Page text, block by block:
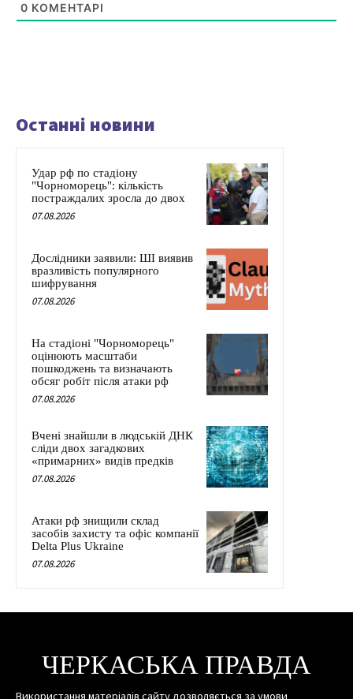
0 КОМЕНТАРІ
Останні новини
Удар рф по стадіону
"Чорноморець": кількість
постраждалих зросла до двох
07.08.2026
Дослідники заявили: ШІ виявив
вразливість популярного
шифрування
07.08.2026
На стадіоні "Чорноморець"
оцінюють масштаби
пошкоджень та визначають
обсяг робіт після атаки рф
07.08.2026
Вчені знайшли в людській ДНК
сліди двох загадкових
«примарних» видів предків
07.08.2026
Атаки рф знищили склад
засобів захисту та офіс компанії
Delta Plus Ukraine
07.08.2026
ЧЕРКАСЬКА ПРАВДА